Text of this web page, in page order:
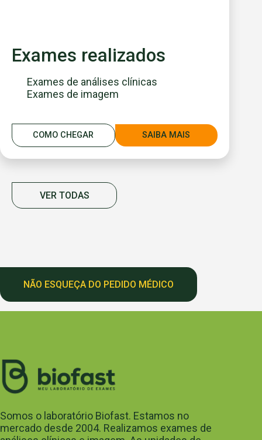
Exames realizados
Exames de análises clínicas
Exames de imagem
COMO CHEGAR SAIBA MAIS
VER TODAS
NÃO ESQUEÇA DO PEDIDO MÉDICO
Somos o laboratório Biofast. Estamos no
mercado desde 2004. Realizamos exames de